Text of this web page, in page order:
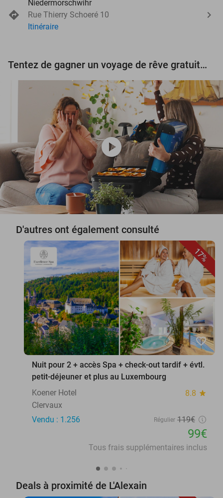
Niedermorschwihr
Rue Thierry Schoeré 10
Itinéraire
Tentez de gagner un voyage de rêve gratuit d'une valeur de 3.000 € !
play_circle
D'autres ont également consulté
17%
favorite_border
Nuit pour 2 + accès Spa + check-out tardif + évtl.
petit-déjeuner et plus au Luxembourg
Koener Hotel
8.8 star
Clervaux
Vendu : 1.256
Régulier 119€
99€
Tous frais supplémentaires inclus
Deals à proximité de L'Alexain